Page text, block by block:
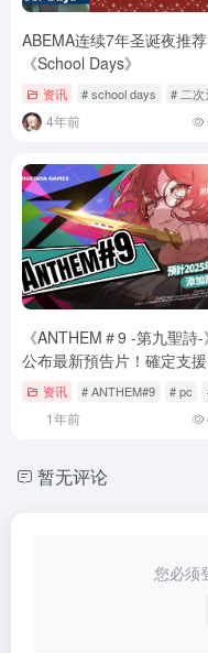
ABEMA连续7年圣诞夜推荐
《School Days》
资讯 # school days # 二次
4年前
《ANTHEM＃9 -第九聖詩-
公布最新預告片！確定支
文，預計2025年冬季發售
资讯 # ANTHEM#9 # pc
1年前
暂无评论
您必须